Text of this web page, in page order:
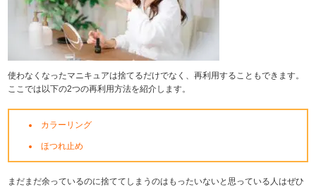
使わなくなったマニキュアは捨てるだけでなく、再利用することもできます。
ここでは以下の2つの再利用方法を紹介します。
カラーリング
ほつれ止め
まだまだ余っているのに捨ててしまうのはもったいないと思っている人はぜひ